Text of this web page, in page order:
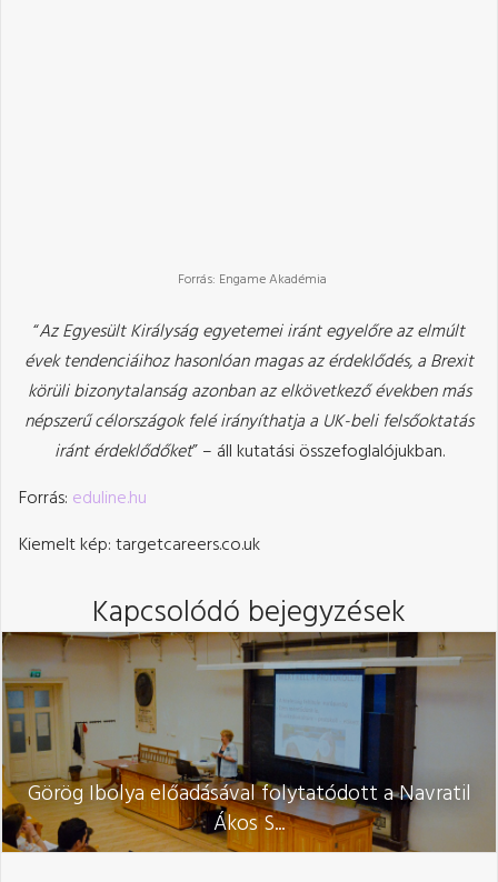
Forrás: Engame Akadémia
“Az Egyesült Királyság egyetemei iránt egyelőre az elmúlt
évek tendenciáihoz hasonlóan magas az érdeklődés, a Brexit
körüli bizonytalanság azonban az elkövetkező években más
népszerű célországok felé irányíthatja a UK-beli felsőoktatás
iránt érdeklődőket” – áll kutatási összefoglalójukban.
Forrás: eduline.hu
Kiemelt kép: targetcareers.co.uk
Kapcsolódó bejegyzések
Görög Ibolya előadásával folytatódott a Navratil
Ákos S...